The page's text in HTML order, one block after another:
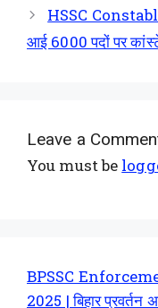
HSSC
आई 6000 पदों पर
Leave a
You must be
BPSSC
2025 | बिहार प्रवर्तन